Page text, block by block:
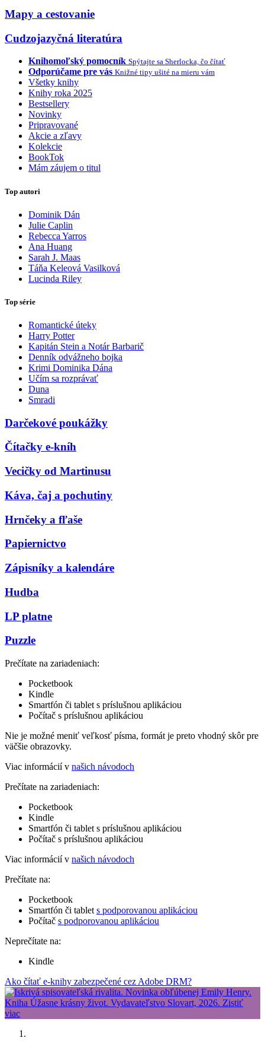
Mapy a cestovanie
Cudzojazyčná literatúra
Knihomoľský pomocník Spýtajte sa Sherlocka, čo čítať
Odporúčame pre vás Knižné tipy ušité na mieru vám
Všetky knihy
Knihy roka 2025
Bestsellery
Novinky
Pripravované
Akcie a zľavy
Kolekcie
BookTok
Mám záujem o titul
Top autori
Dominik Dán
Julie Caplin
Rebecca Yarros
Ana Huang
Sarah J. Maas
Táňa Keleová Vasilková
Lucinda Riley
Top série
Romantické úteky
Harry Potter
Kapitán Stein a Notár Barbarič
Denník odvážneho bojka
Krimi Dominika Dána
Učím sa rozprávať
Duna
Smradi
Darčekové poukážky
Čítačky e-kníh
Vecičky od Martinusu
Káva, čaj a pochutiny
Hrnčeky a fľaše
Papiernictvo
Zápisníky a kalendáre
Hudba
LP platne
Puzzle
Prečítate na zariadeniach:
Pocketbook
Kindle
Smartfón či tablet s príslušnou aplikáciou
Počítač s príslušnou aplikáciou
Nie je možné meniť veľkosť písma, formát je preto vhodný skôr pre
väčšie obrazovky.
Viac informácií v našich návodoch
Prečítate na zariadeniach:
Pocketbook
Kindle
Smartfón či tablet s príslušnou aplikáciou
Počítač s príslušnou aplikáciou
Viac informácií v našich návodoch
Prečítate na:
Pocketbook
Smartfón či tablet s podporovanou aplikáciou
Počítač s podporovanou aplikáciou
Neprečítate na:
Kindle
Ako čítať e-knihy zabezpečené cez Adobe DRM?